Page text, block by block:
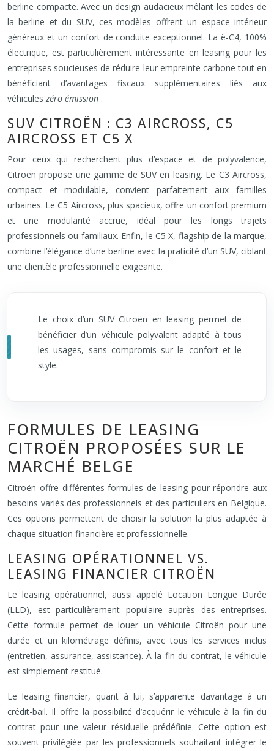
berline compacte. Avec un design audacieux mêlant les codes de
la berline et du SUV, ces modèles offrent un espace intérieur
généreux et un confort de conduite exceptionnel. La ë-C4, 100%
électrique, est particulièrement intéressante en leasing pour les
entreprises soucieuses de réduire leur empreinte carbone tout en
bénéficiant d’avantages fiscaux supplémentaires liés aux
véhicules zéro émission .
SUV CITROËN : C3 AIRCROSS, C5
AIRCROSS ET C5 X
Pour ceux qui recherchent plus d’espace et de polyvalence,
Citroën propose une gamme de SUV en leasing. Le C3 Aircross,
compact et modulable, convient parfaitement aux familles
urbaines. Le C5 Aircross, plus spacieux, offre un confort premium
et une modularité accrue, idéal pour les longs trajets
professionnels ou familiaux. Enfin, le C5 X, flagship de la marque,
combine l’élégance d’une berline avec la praticité d’un SUV, ciblant
une clientèle professionnelle exigeante.
Le choix d’un SUV Citroën en leasing permet de
bénéficier d’un véhicule polyvalent adapté à tous
les usages, sans compromis sur le confort et le
style.
FORMULES DE LEASING
CITROËN PROPOSÉES SUR LE
MARCHÉ BELGE
Citroën offre différentes formules de leasing pour répondre aux
besoins variés des professionnels et des particuliers en Belgique.
Ces options permettent de choisir la solution la plus adaptée à
chaque situation financière et professionnelle.
LEASING OPÉRATIONNEL VS.
LEASING FINANCIER CITROËN
Le leasing opérationnel, aussi appelé Location Longue Durée
(LLD), est particulièrement populaire auprès des entreprises.
Cette formule permet de louer un véhicule Citroën pour une
durée et un kilométrage définis, avec tous les services inclus
(entretien, assurance, assistance). À la fin du contrat, le véhicule
est simplement restitué.
Le leasing financier, quant à lui, s’apparente davantage à un
crédit-bail. Il offre la possibilité d’acquérir le véhicule à la fin du
contrat pour une valeur résiduelle prédéfinie. Cette option est
souvent privilégiée par les professionnels souhaitant intégrer le